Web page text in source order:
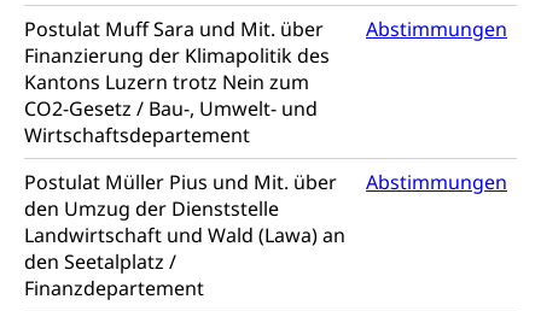
Postulat Muff Sara und Mit. über
Finanzierung der Klimapolitik des
Kantons Luzern trotz Nein zum
CO2-Gesetz / Bau-, Umwelt- und
Wirtschaftsdepartement
Abstimmungen
Postulat Müller Pius und Mit. über
den Umzug der Dienststelle
Landwirtschaft und Wald (Lawa) an
den Seetalplatz /
Finanzdepartement
Abstimmungen
Militär, Militärdienst, Militärdienstpflicht,
Wehrpflicht, Berufssoldat, Militärdienstverweigerer,
Dienstverweigerer, Militärdienstverweigerung,
Wehrpflichtersatz, Wehrpflichtersatzabgabe
Militär
Schweizer Armee
Erwerbsausfallentschädigung (WAS Luzern)
Bevölkerungsschutz
Katastrophenschutz, Katastrophenhilfe, Polizei,
Feuerwehr, Gesundheitswesen, technische Betriebe,
Alarmierung, Sirenentest
Kantonaler Führungsstab
Polizei